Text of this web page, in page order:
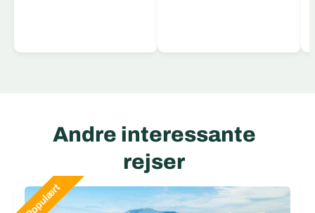
Andre interessante
rejser